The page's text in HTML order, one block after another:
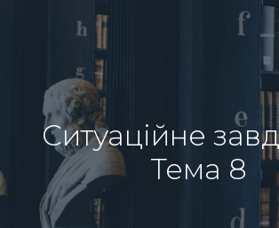
Ситуаційне
Тема 8